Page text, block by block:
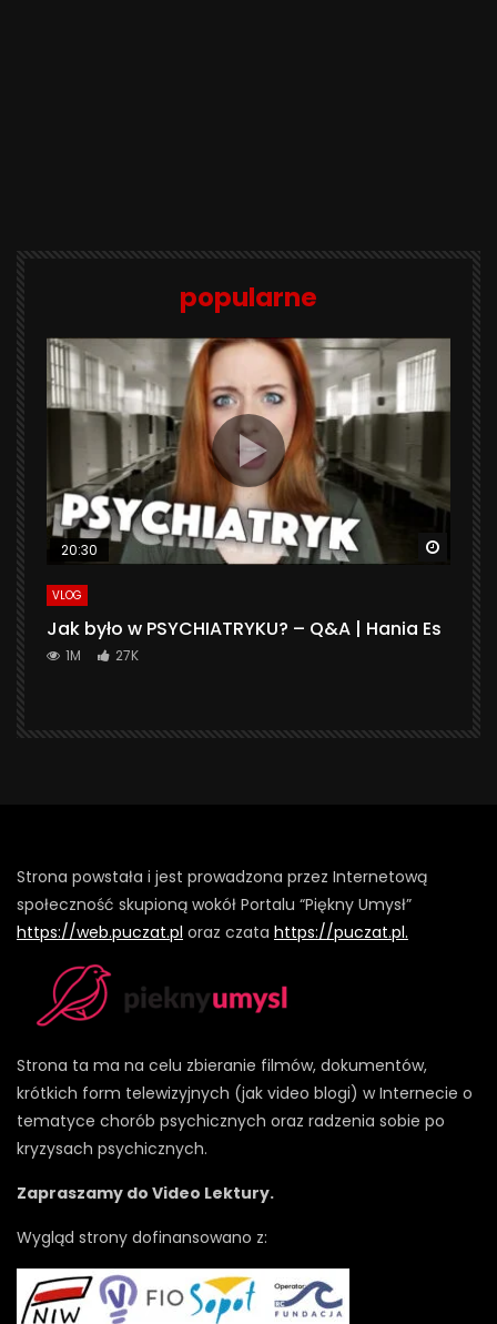
popularne
20:30
VLOG
Jak było w PSYCHIATRYKU? – Q&A | Hania Es
1M 27K
Strona powstała i jest prowadzona przez Internetową
społeczność skupioną wokół Portalu “Piękny Umysł”
https://web.puczat.pl oraz czata https://puczat.pl.
Strona ta ma na celu zbieranie filmów, dokumentów,
krótkich form telewizyjnych (jak video blogi) w Internecie o
tematyce chorób psychicznych oraz radzenia sobie po
kryzysach psychicznych.
Zapraszamy do Video Lektury.
Wygląd strony dofinansowano z: